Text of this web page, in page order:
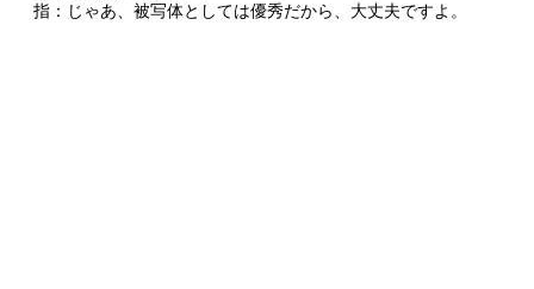
指：じゃあ、被写体としては優秀だから、大丈夫ですよ。